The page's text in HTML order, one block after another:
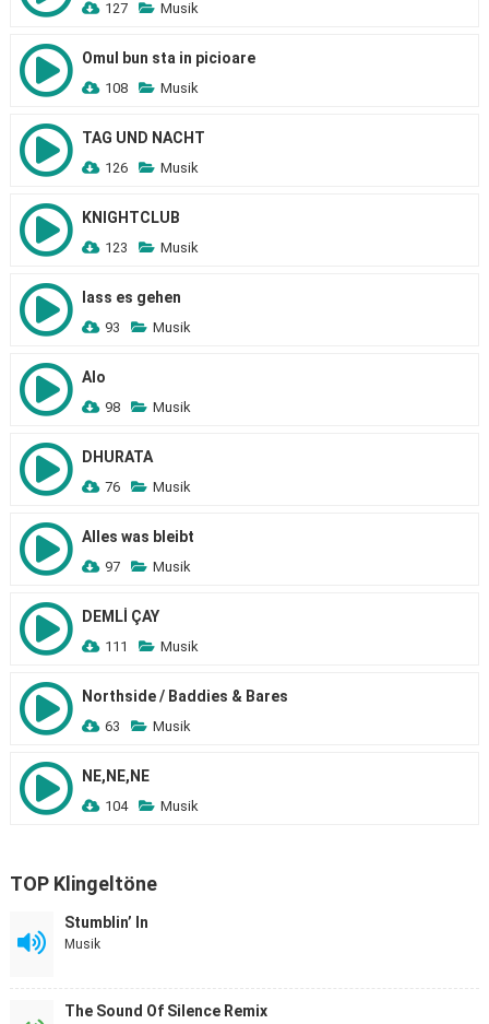
127 Musik
Omul bun sta in picioare
108 Musik
TAG UND NACHT
126 Musik
KNIGHTCLUB
123 Musik
lass es gehen
93 Musik
Alo
98 Musik
DHURATA
76 Musik
Alles was bleibt
97 Musik
DEMLİ ÇAY
111 Musik
Northside / Baddies & Bares
63 Musik
NE,NE,NE
104 Musik
TOP Klingeltöne
Stumblin’ In
Musik
The Sound Of Silence Remix